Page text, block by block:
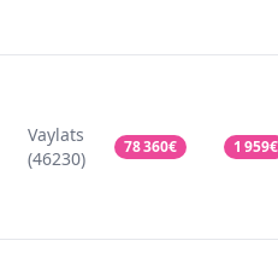
Vaylats
(46230)
78 360€ 1 959€